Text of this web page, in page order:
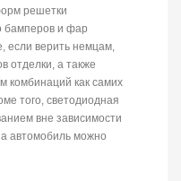
решетки
бамперов и фар
если верить немцам,
отделки, а также
комбинаций как самих
того, светодиодная
вне зависимости
автомобиль можно